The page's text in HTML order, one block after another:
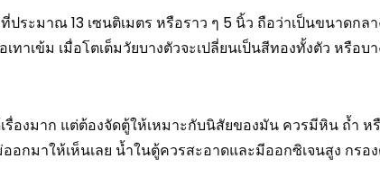
ประมาณ 13 เซนติเมตร หรือราว ๆ 5 นิ้ว ถือว่าเป็นขนาดก
ทาเข้ม เมื่อโตเต็มวัยบางตัวจะเปลี่ยนเป็นสีทองทั้งตัว หรือ
เรื่องมาก แต่ต้องจัดตู้ให้เหมาะกับนิสัยของมัน ควรมีหิน ถ้ำ
ออกมาให้เห็นเลย น้ำในตู้ควรสะอาดและมีออกซิเจนสูง กร